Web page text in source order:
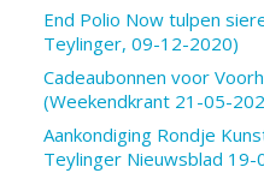
End Polio Now tulpen
Teylinger, 09-12-2020)
Cadeaubonnen voor
(Weekendkrant 21-05-
Aankondiging Rondje
Teylinger Nieuwsblad 19-